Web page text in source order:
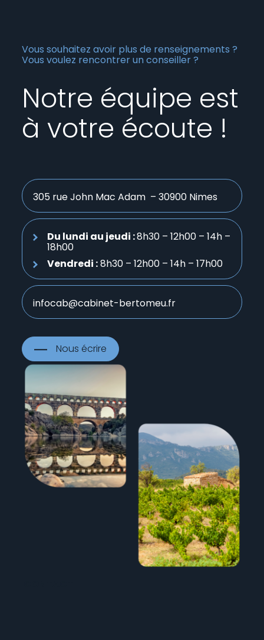
activité
Piloter votre entreprise
Construire votre patrimoine
Vous souhaitez avoir plus de renseignements ?
Vous voulez rencontrer un conseiller ?
Notre équipe est
à votre écoute !
305 rue John Mac Adam – 30900 Nimes
Du lundi au jeudi :8h30 – 12h00 – 14h –
18h00
Vendredi :8h30 – 12h00 – 14h – 17h00
infocab@cabinet-bertomeu.fr
Nous écrire